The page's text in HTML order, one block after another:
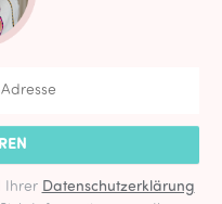
Ihrer Datenschutzerklärung